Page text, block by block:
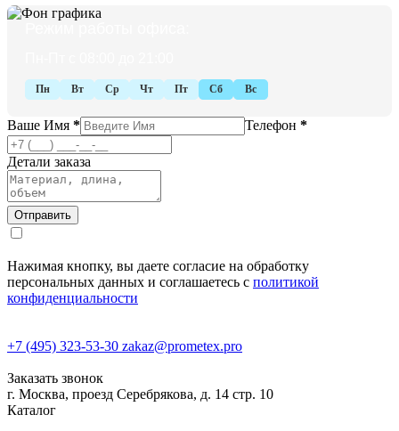
Ваше Имя * Телефон *
Детали заказа
Нажимая кнопку, вы даете согласие на обработку
персональных данных и соглашаетесь с политикой
конфиденциальности
Пн Вт Ср Чт Пт Сб Вс
+7 (495) 323-53-30 zakaz@prometex.pro
Заказать звонок
г. Москва, проезд Серебрякова, д. 14 стр. 10
Каталог